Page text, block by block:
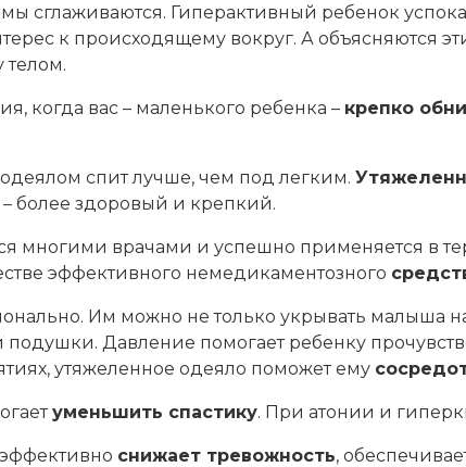
сглаживаются. Гиперактивный ребенок
к происходящему вокруг. А объясняются
когда вас – маленького ребенка – крепко
спит лучше, чем под легким.
более здоровый и крепкий.
многими врачами и успешно применяется в
эффективного немедикаментозного
Им можно не только укрывать малыша
Давление помогает ребенку
утяжеленное одеяло поможет ему
уменьшить спастику. При атонии и
снижает тревожность,